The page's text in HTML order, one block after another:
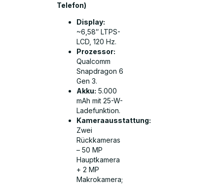
Telefon)
Display:
~6,58″ LTPS-
LCD, 120 Hz.
Prozessor:
Qualcomm
Snapdragon 6
Gen 3.
Akku: 5.000
mAh mit 25-W-
Ladefunktion.
Kameraausstattung:
Zwei
Rückkameras
– 50 MP
Hauptkamera
+ 2 MP
Makrokamera;